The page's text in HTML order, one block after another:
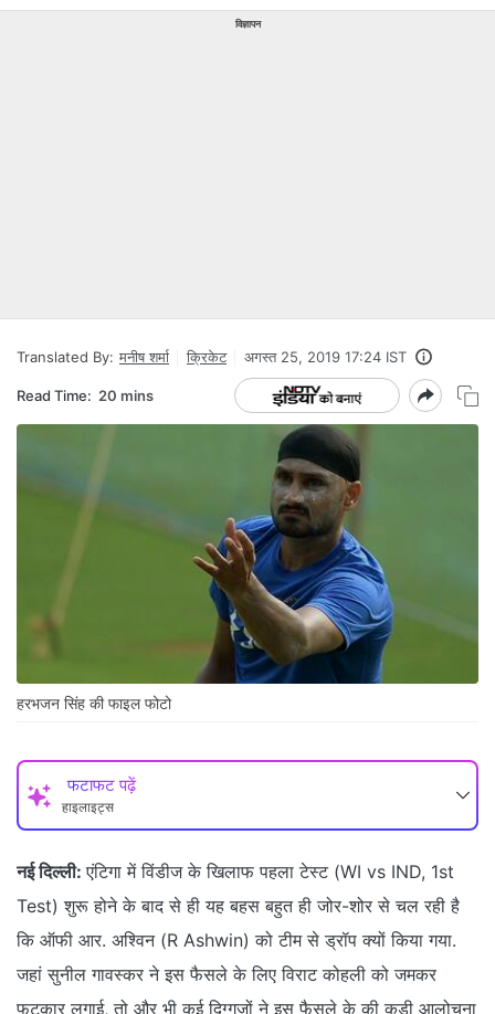
विज्ञापन
Translated By: मनीष शर्मा क्रिकेट अगस्त 25, 2019 17:24 IST
Read Time: 20 mins
हरभजन सिंह की फाइल फोटो
फटाफट पढ़ें
हाइलाइट्स
नई दिल्ली: एंटिगा में विंडीज के खिलाफ पहला टेस्ट (WI vs IND, 1st
Test) शुरू होने के बाद से ही यह बहस बहुत ही जोर-शोर से चल रही है
कि ऑफी आर. अश्विन (R Ashwin) को टीम से ड्रॉप क्यों किया गया.
जहां सुनील गावस्कर ने इस फैसले के लिए विराट कोहली को जमकर
फटकार लगाई, तो और भी कई दिग्गजों ने इस फैसले के की कड़ी आलोचना